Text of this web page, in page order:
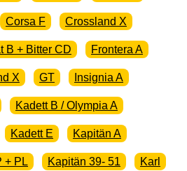
Corsa F Crossland X
B + Bitter CD Frontera A
X GT Insignia A
Kadett B / Olympia A
Kadett E Kapitän A
+ PL Kapitän 39- 51 Karl